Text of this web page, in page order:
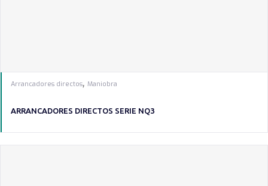
Arrancadores directos, Maniobra
ARRANCADORES DIRECTOS SERIE NQ3